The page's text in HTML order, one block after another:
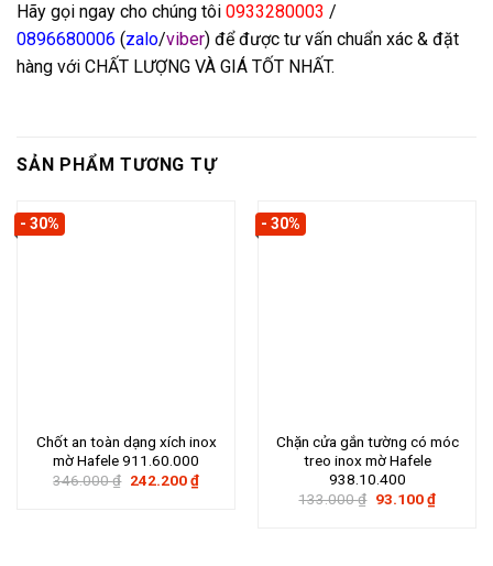
Hãy gọi ngay cho chúng tôi 0933280003 /
0896680006 (zalo/viber) để được tư vấn chuẩn xác & đặt
hàng với CHẤT LƯỢNG VÀ GIÁ TỐT NHẤT.
SẢN PHẨM TƯƠNG TỰ
- 30%
Chốt an toàn dạng xích inox
mờ Hafele 911.60.000
346.000₫ Giá
242.200₫Giá
hiện
- 30%
Chặn cửa gắn tường có móc
treo inox mờ Hafele
938.10.400
133.000₫ Giá
93.100₫Giá
hiện